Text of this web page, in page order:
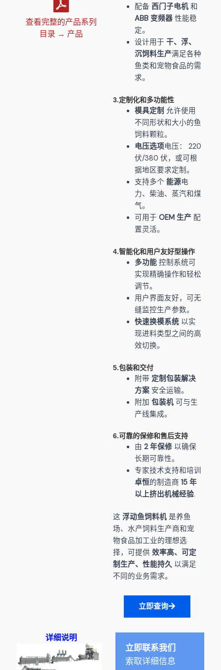
配备 西门子电机和
ABB 变频器性能稳
定。
设计用于 干、浮、
沉饲料生产满足各种
鱼类和宠物食品的需
求。
3.定制化和多功能性
模具定制 允许使用
不同形状和大小的鱼
饲料颗粒。
电压选项电压： 220
伏/380 伏，或可根
据地区要求定制。
支持多个 能源电
力、柴油、蒸汽和煤
气。
可用于 OEM 生产 配
置灵活。
4.智能化和用户友好型操作
多功能控制系统可
实现精确操作和轻松
调节。
用户界面友好，可无
缝监控生产参数。
快速换模系统以实
现进料类型之间的高
效切换。
5.包装和交付
附带 定制包装解决
方案安全运输。
附加 包装机可与生
产线集成。
6.可靠的保修和售后支持
由 2 年保修以确保
长期可靠性。
专家技术支持和培训
卓恒的制造商 15 年
以上挤出机械经验.
这 浮动鱼饲料机是养鱼
场、水产饲料生产商和宠
物食品加工业的理想选
择，可提供 效率高、可定
制生产、性能持久以满足
不同的业务需求。
立即查询
查看完整的产品系列
目录 → 产品
详细说明
立即联系我们
索取详细信息